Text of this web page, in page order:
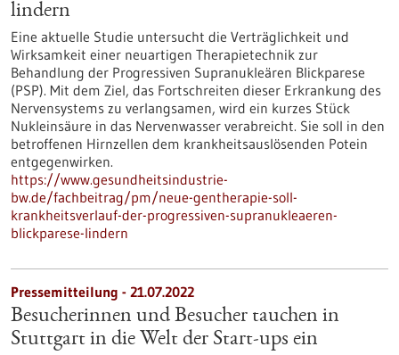
lindern
Eine aktuelle Studie untersucht die Verträglichkeit und
Wirksamkeit einer neuartigen Therapietechnik zur
Behandlung der Progressiven Supranukleären Blickparese
(PSP). Mit dem Ziel, das Fortschreiten dieser Erkrankung des
Nervensystems zu verlangsamen, wird ein kurzes Stück
Nukleinsäure in das Nervenwasser verabreicht. Sie soll in den
betroffenen Hirnzellen dem krankheitsauslösenden Potein
entgegenwirken.
https://www.gesundheitsindustrie-
bw.de/fachbeitrag/pm/neue-gentherapie-soll-
krankheitsverlauf-der-progressiven-supranukleaeren-
blickparese-lindern
Pressemitteilung - 21.07.2022
Besucherinnen und Besucher tauchen in
Stuttgart in die Welt der Start-ups ein